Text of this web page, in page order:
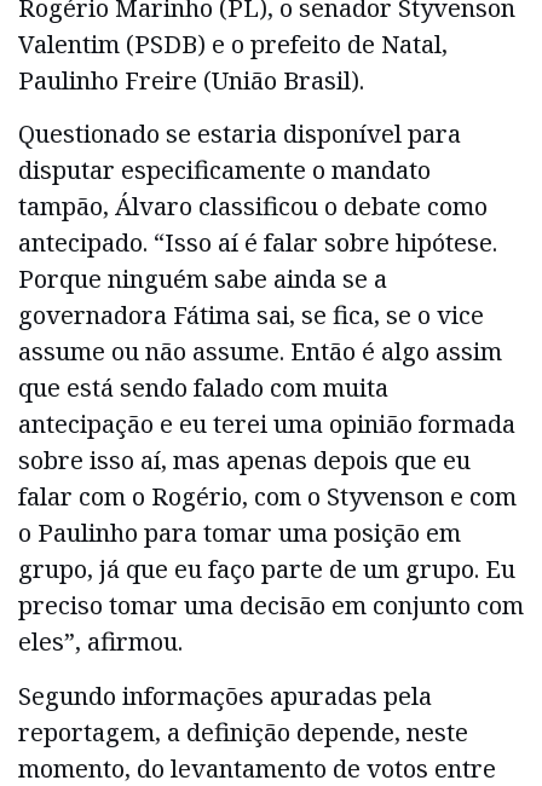
Rogério Marinho (PL), o senador Styvenson
Valentim (PSDB) e o prefeito de Natal,
Paulinho Freire (União Brasil).
Questionado se estaria disponível para
disputar especificamente o mandato
tampão, Álvaro classificou o debate como
antecipado. “Isso aí é falar sobre hipótese.
Porque ninguém sabe ainda se a
governadora Fátima sai, se fica, se o vice
assume ou não assume. Então é algo assim
que está sendo falado com muita
antecipação e eu terei uma opinião formada
sobre isso aí, mas apenas depois que eu
falar com o Rogério, com o Styvenson e com
o Paulinho para tomar uma posição em
grupo, já que eu faço parte de um grupo. Eu
preciso tomar uma decisão em conjunto com
eles”, afirmou.
Segundo informações apuradas pela
reportagem, a definição depende, neste
momento, do levantamento de votos entre